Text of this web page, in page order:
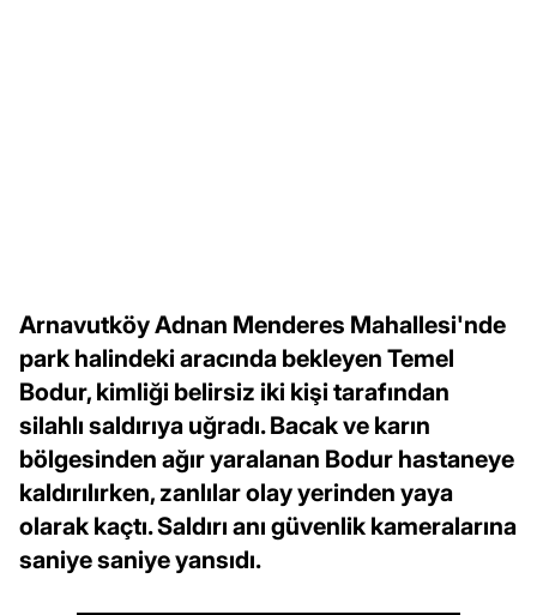
Arnavutköy Adnan Menderes Mahallesi'nde
park halindeki aracında bekleyen Temel
Bodur, kimliği belirsiz iki kişi tarafından
silahlı saldırıya uğradı. Bacak ve karın
bölgesinden ağır yaralanan Bodur hastaneye
kaldırılırken, zanlılar olay yerinden yaya
olarak kaçtı. Saldırı anı güvenlik kameralarına
saniye saniye yansıdı.